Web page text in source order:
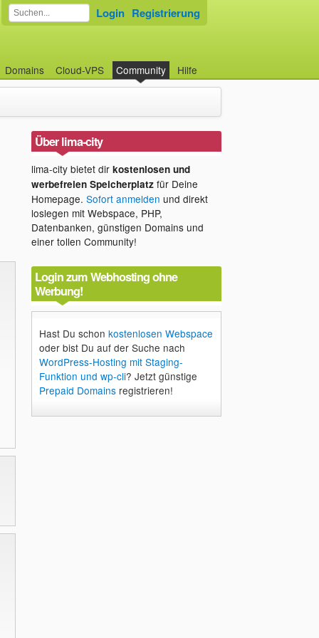
Domains Cloud-VPS Community Hilfe
Login Registrierung
Über lima-city
lima-city bietet dir kostenlosen und
werbefreien Speicherplatzfür Deine
Homepage. Sofort anmelden und direkt
loslegen mit Webspace, PHP,
Datenbanken, günstigen Domains und
einer tollen Community!
Login zum Webhosting ohne
Werbung!
Hast Du schon kostenlosen Webspace
oder bist Du auf der Suche nach
WordPress-Hosting mit Staging-
Funktion und wp-cli? Jetzt günstige
Prepaid Domainsregistrieren!